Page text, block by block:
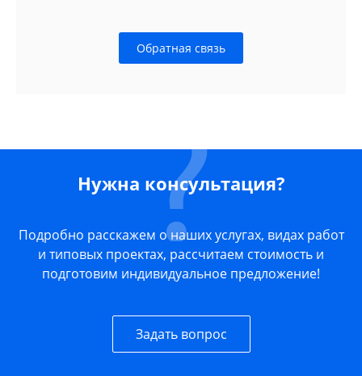
Обратная связь
Нужна консультация?
Подробно расскажем о наших услугах, видах работ
и типовых проектах, рассчитаем стоимость и
подготовим индивидуальное предложение!
Задать вопрос